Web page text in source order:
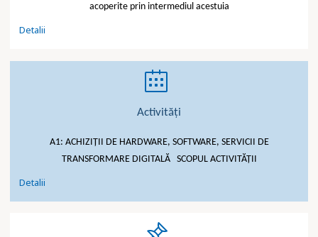
acoperite prin intermediul acestuia
Detalii"Obiective"
Activități
A1: ACHIZIȚII DE HARDWARE, SOFTWARE, SERVICII DE
TRANSFORMARE DIGITALĂ SCOPUL ACTIVITĂȚII
Detalii"Activități"